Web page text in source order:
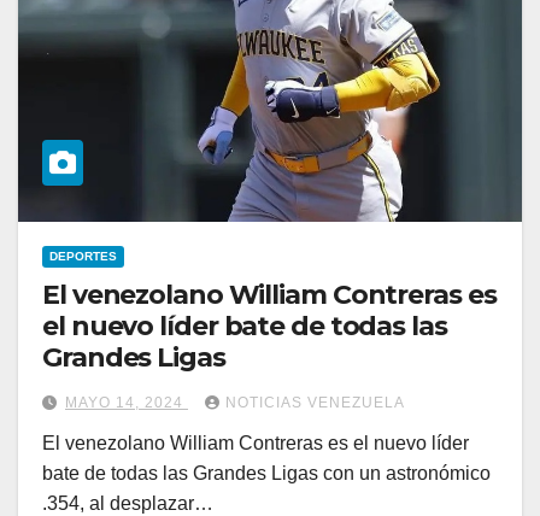
DEPORTES
El venezolano William Contreras es
el nuevo líder bate de todas las
Grandes Ligas
MAYO 14, 2024 NOTICIAS VENEZUELA
El venezolano William Contreras es el nuevo líder
bate de todas las Grandes Ligas con un astronómico
.354, al desplazar…